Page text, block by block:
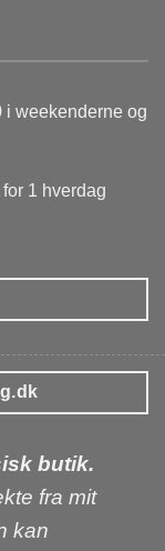
i weekenderne og
1 hverdag
butik.
fra mit
kan